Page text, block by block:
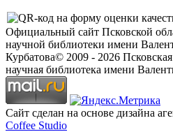
Официальный сайт Псковской
научной библиотеки имени
Курбатова© 2009 - 2026
научная библиотека имени
Сайт сделан на основе дизайна
Coffee Studio